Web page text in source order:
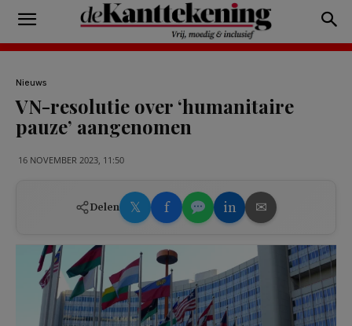
Nieuws
VN-resolutie over ‘humanitaire
pauze’ aangenomen
16 NOVEMBER 2023, 11:50
Delen 𝕏 f in ✉